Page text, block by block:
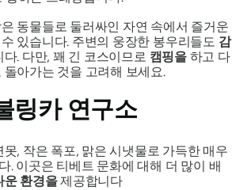
동물들로 둘러싸인 자연 속에서 즐거운
있습니다. 주변의 웅장한 봉우리들도 감
. 다만, 꽤 긴 코스이므로 캠핑을하고 다
돌아가는 것을 고려해 보세요.
링카 연구소
못, 작은 폭포, 맑은 시냇물로 가득한 매우
. 이곳은 티베트 문화에 대해 더 많이 배
운 환경을제공합니다